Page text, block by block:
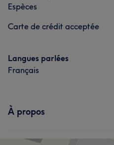
L'avis de nos clients sur Grace
Espèces
Carte de crédit acceptée
Langues parlées
Français
À propos